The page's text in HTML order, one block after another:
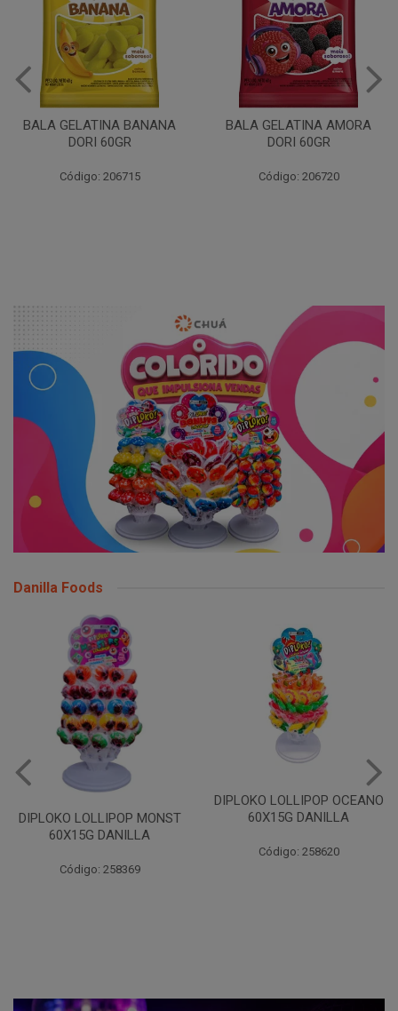
BALA GELATINA BANANA
DORI 60GR
Código: 206715
BALA GELATINA AMORA
DORI 60GR
Código: 206720
Danilla Foods
DIPLOKO LOLLIPOP MONST
60X15G DANILLA
Código: 258369
DIPLOKO LOLLIPOP OCEANO
60X15G DANILLA
Código: 258620